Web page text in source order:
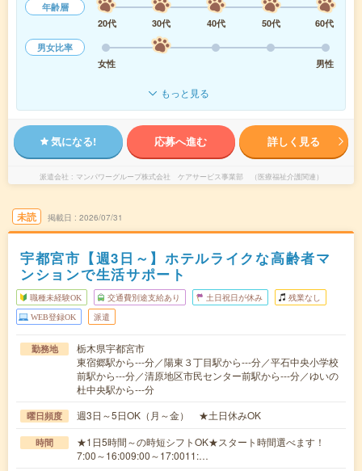
年齢層
20代
30代 40代 50代
60代
男女比率
女性
男性
もっと見る
気になる! 応募へ進む 詳しく見る
派遣会社 マンパワーグループ株式会社 ケアサービス事業部 （医療福祉介護関連）
未読 掲載日 2026/07/31
宇都宮市【週3日～】ホテルライクな高齢者マ
ンションで生活サポート
職種未経験OK 交通費別途支給あり 土日祝日が休み 残業なし
WEB登録OK 派遣
勤務地
栃木県宇都宮市
東宿郷駅から---分／陽東３丁目駅から---分／平石中央小学校
前駅から---分／清原地区市民センター前駅から---分／ゆいの
杜中央駅から---分
曜日頻度 週3日～5日OK（月～金） ★土日休みOK
時間
★1日5時間～の時短シフトOK★スタート時間選べます！
7:00～16:009:00～17:0011:…